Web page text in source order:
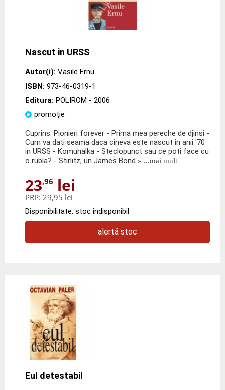
Nascut in URSS
Autor(i): Vasile Ernu
ISBN: 973-46-0319-1
Editura: POLIROM - 2006
promoție
Cuprins: Pionieri forever - Prima mea pereche de djinsi -
Cum va dati seama daca cineva este nascut in anii '70
in URSS - Komunalka - Steclopunct sau ce poti face cu
o rubla? - Stirlitz, un James Bond » ...mai mult
23,96 lei
PRP: 29,95 lei
Disponibilitate: stoc indisponibil
alertă stoc
Eul detestabil